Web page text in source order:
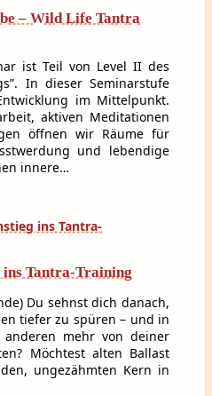
– Wild Life Tantra
ist Teil von Level II des
In dieser Seminarstufe
im Mittelpunkt.
aktiven Meditationen
öffnen wir Räume für
und lebendige
innere…
Tantra-Training
Du sehnst dich danach,
tiefer zu spüren – und in
mehr von deiner
Möchtest alten Ballast
ungezähmten Kern in